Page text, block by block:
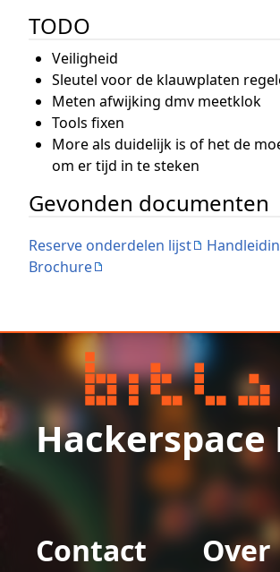
TODO
Veiligheid
Sleutel voor de klauwplaten
Meten afwijking dmv meetklok
Tools fixen
More als duidelijk is of het de
om er tijd in te steken
Gevonden documenten
Reserve onderdelen lijst
Brochure
Contact Over